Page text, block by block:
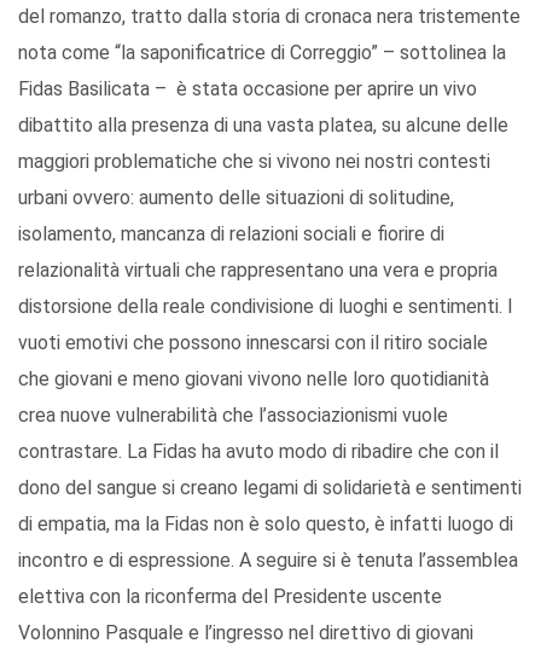
del romanzo, tratto dalla storia di cronaca nera tristemente
nota come “la saponificatrice di Correggio” – sottolinea la
Fidas Basilicata – è stata occasione per aprire un vivo
dibattito alla presenza di una vasta platea, su alcune delle
maggiori problematiche che si vivono nei nostri contesti
urbani ovvero: aumento delle situazioni di solitudine,
isolamento, mancanza di relazioni sociali e fiorire di
relazionalità virtuali che rappresentano una vera e propria
distorsione della reale condivisione di luoghi e sentimenti. I
vuoti emotivi che possono innescarsi con il ritiro sociale
che giovani e meno giovani vivono nelle loro quotidianità
crea nuove vulnerabilità che l’associazionismi vuole
contrastare. La Fidas ha avuto modo di ribadire che con il
dono del sangue si creano legami di solidarietà e sentimenti
di empatia, ma la Fidas non è solo questo, è infatti luogo di
incontro e di espressione. A seguire si è tenuta l’assemblea
elettiva con la riconferma del Presidente uscente
Volonnino Pasquale e l’ingresso nel direttivo di giovani